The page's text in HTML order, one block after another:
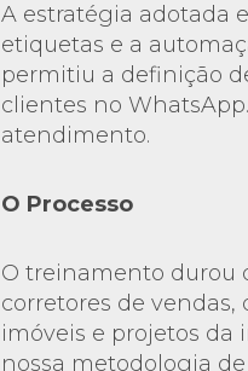
A estratégia adotada
etiquetas e a
permitiu a definição
clientes no
atendimento.
O Processo
O treinamento durou
corretores de
imóveis e projetos da
nossa metodologia